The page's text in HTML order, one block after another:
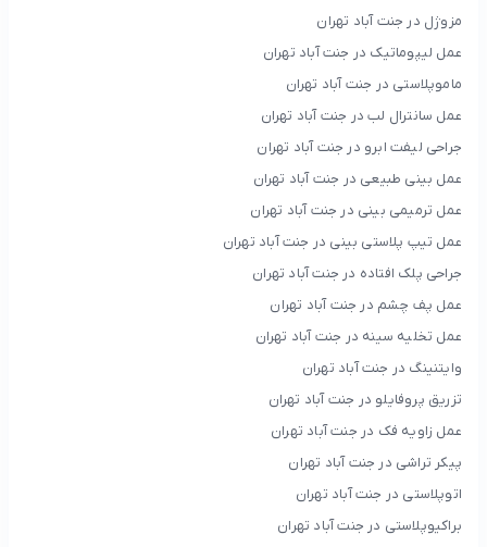
مزوژل در جنت آباد تهران
عمل لیپوماتیک در جنت آباد تهران
ماموپلاستی در جنت آباد تهران
عمل سانترال لب در جنت آباد تهران
جراحی لیفت ابرو در جنت آباد تهران
عمل بینی طبیعی در جنت آباد تهران
عمل ترمیمی بینی در جنت آباد تهران
عمل تیپ پلاستی بینی در جنت آباد تهران
جراحی پلک افتاده در جنت آباد تهران
عمل پف چشم در جنت آباد تهران
عمل تخلیه سینه در جنت آباد تهران
وایتنینگ در جنت آباد تهران
تزریق پروفایلو در جنت آباد تهران
عمل زاویه فک در جنت آباد تهران
پیکر تراشی در جنت آباد تهران
اتوپلاستی در جنت آباد تهران
براکیوپلاستی در جنت آباد تهران